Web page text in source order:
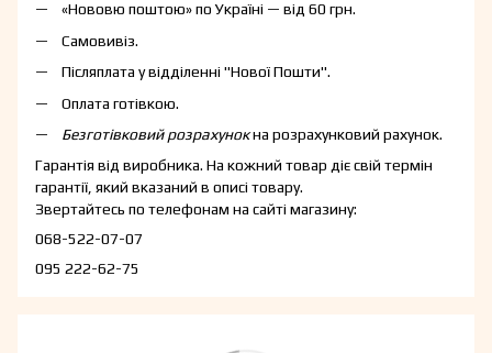
«Нововю поштою» по Україні — від 60 грн.
Самовивіз.
Післяплата у відділенні "Нової Пошти".
Оплата готівкою.
Безготівковий розрахунокна розрахунковий рахунок.
Гарантія від виробника. На кожний товар діє свій термін
гарантії, який вказаний в описі товару.
Звертайтесь по телефонам на сайті магазину:
068-522-07-07
095 222-62-75